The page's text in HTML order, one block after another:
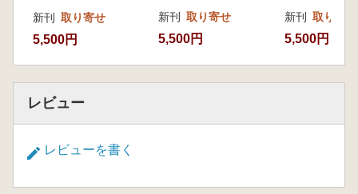
―[籾山 明]
新刊 取り寄せ
5,500円
新刊 取り寄せ
5,500円
新刊 取り寄せ
5,500円
レビュー
レビューを書く